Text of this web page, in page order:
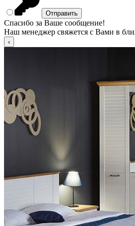
Спасибо за Ваше сообщение!
Наш менеджер свяжется с Вами в